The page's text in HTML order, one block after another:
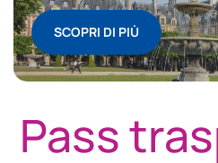
SCOPRI DI PIÙ
Pass